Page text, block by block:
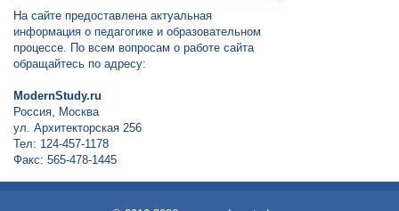
На сайте предоставлена актуальная
информация о педагогике и образовательном
процессе. По всем вопросам о работе сайта
обращайтесь по адресу:
ModernStudy.ru
Россия, Москва
ул. Архитекторская 256
Тел: 124-457-1178
Факс: 565-478-1445